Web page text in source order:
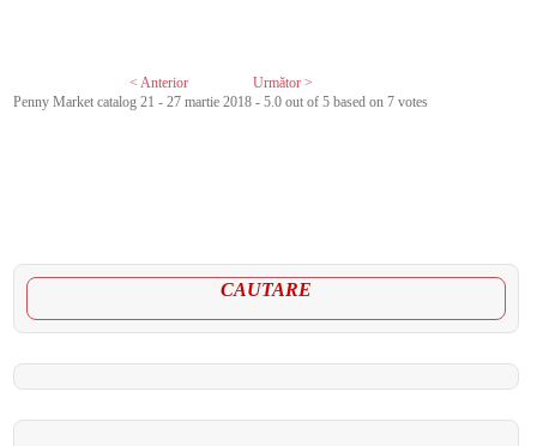
< Anterior
Următor >
Penny Market catalog 21 - 27 martie 2018 -5.0 out of5 based on7 votes
CAUTARE